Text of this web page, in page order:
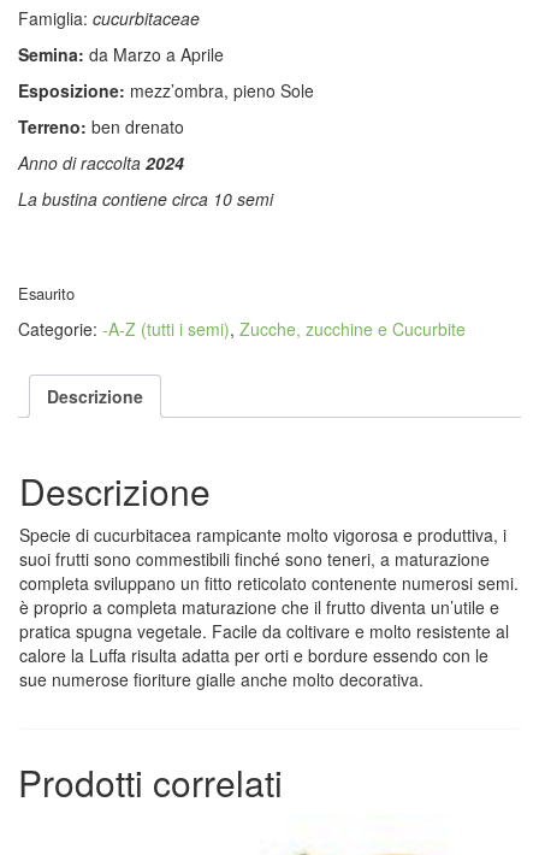
Famiglia: cucurbitaceae
Semina: da Marzo a Aprile
Esposizione: mezz’ombra, pieno Sole
Terreno: ben drenato
Anno di raccolta 2024
La bustina contiene circa 10 semi
Esaurito
Categorie: -A-Z (tutti i semi), Zucche, zucchine e Cucurbite
Descrizione
Descrizione
Specie di cucurbitacea rampicante molto vigorosa e produttiva, i
suoi frutti sono commestibili finché sono teneri, a maturazione
completa sviluppano un fitto reticolato contenente numerosi semi.
è proprio a completa maturazione che il frutto diventa un’utile e
pratica spugna vegetale. Facile da coltivare e molto resistente al
calore la Luffa risulta adatta per orti e bordure essendo con le
sue numerose fioriture gialle anche molto decorativa.
Prodotti correlati